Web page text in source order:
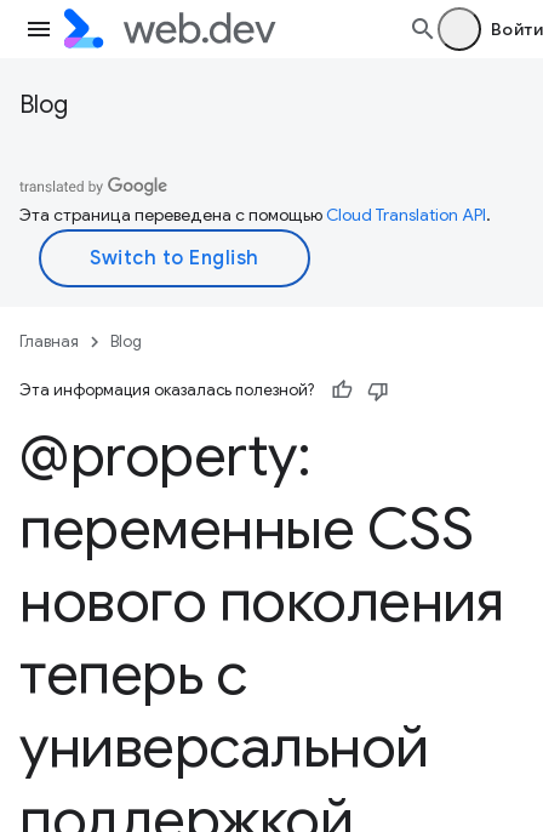
Войти
Blog
Эта страница переведена с помощьюCloud Translation API.
Главная Blog
Эта информация оказалась полезной?
@property:
переменные CSS
нового поколения
теперь с
универсальной